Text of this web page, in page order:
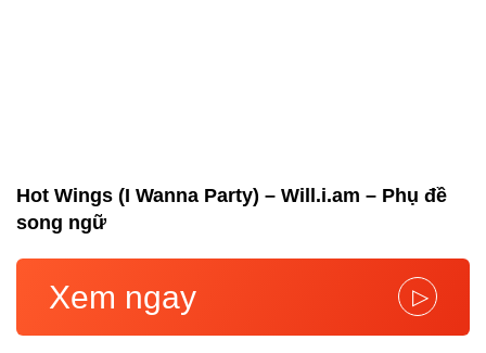
Hot Wings (I Wanna Party) – Will.i.am – Phụ đề
song ngữ
Xem ngay ▷